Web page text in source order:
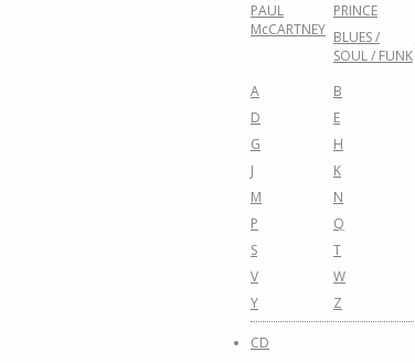
PAUL
McCARTNEY
PRINCE
BLUES /
SOUL / FUNK
A
B
D
E
G
H
J
K
M
N
P
Q
S
T
V
W
Y
Z
CD